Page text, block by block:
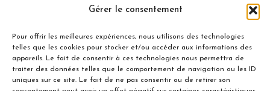
Gérer le consentement
Pour offrir les meilleures expériences, nous utilisons des technologies
telles que les cookies pour stocker et/ou accéder aux informations des
appareils. Le fait de consentir à ces technologies nous permettra de
traiter des données telles que le comportement de navigation ou les ID
uniques sur ce site. Le fait de ne pas consentir ou de retirer son
Mentions légales
DÉCOUVRIR